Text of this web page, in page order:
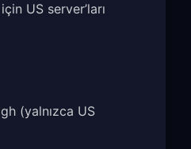
US server’ları
(yalnızca US